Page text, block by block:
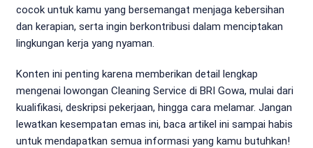
cocok untuk kamu yang bersemangat menjaga kebersihan
dan kerapian, serta ingin berkontribusi dalam menciptakan
lingkungan kerja yang nyaman.
Konten ini penting karena memberikan detail lengkap
mengenai lowongan Cleaning Service di BRI Gowa, mulai dari
kualifikasi, deskripsi pekerjaan, hingga cara melamar. Jangan
lewatkan kesempatan emas ini, baca artikel ini sampai habis
untuk mendapatkan semua informasi yang kamu butuhkan!